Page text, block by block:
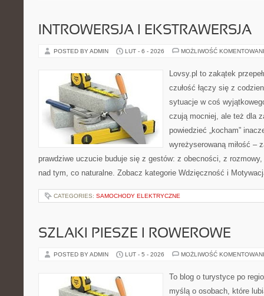
INTROWERSJA I EKSTRAWERSJA
POSTED BY ADMIN LUT - 6 - 2026 MOŻLIWOŚĆ
Lovsy.pl to zakątek
czułość łączy się z
sytuacje w coś
czują mocniej, ale też dla
powiedzieć „kocham”
wyreżyserowaną miłość –
prawdziwe uczucie buduje się z gestów: z obecności, z
nad tym, co naturalne. Zobacz kategorie Wdzięczność i
CATEGORIES: SAMOCHODY ELEKTRYCZNE
SZLAKI PIESZE I ROWEROWE
POSTED BY ADMIN LUT - 5 - 2026 MOŻLIWOŚĆ
To blog o turystyce po
myślą o osobach, które